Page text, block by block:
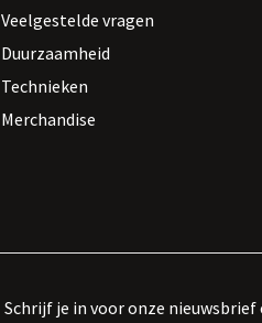
Veelgestelde vragen
Duurzaamheid
Technieken
Merchandise
Schrijf je in voor onze